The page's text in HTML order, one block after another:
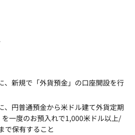
、新規で「外貨預金」の口座開設を行
、円普通預金から米ドル建て外貨定期
一度のお預入れで1,000米ドル以上/
で保有すること